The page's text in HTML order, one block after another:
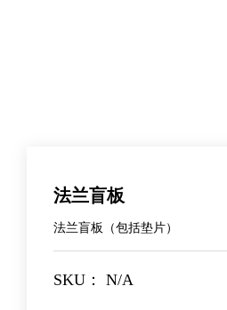
法兰盲板
法兰盲板（包括垫片）
SKU： N/A